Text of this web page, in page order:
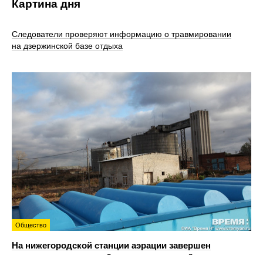
Картина дня
Следователи проверяют информацию о травмировании
на дзержинской базе отдыха
Общество
На нижегородской станции аэрации завершен